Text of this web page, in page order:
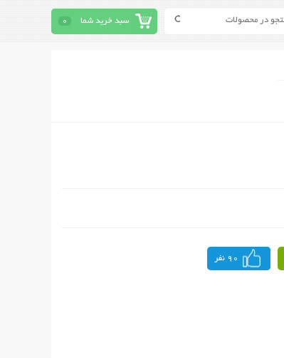
سبد خرید شما 0
90 نفر